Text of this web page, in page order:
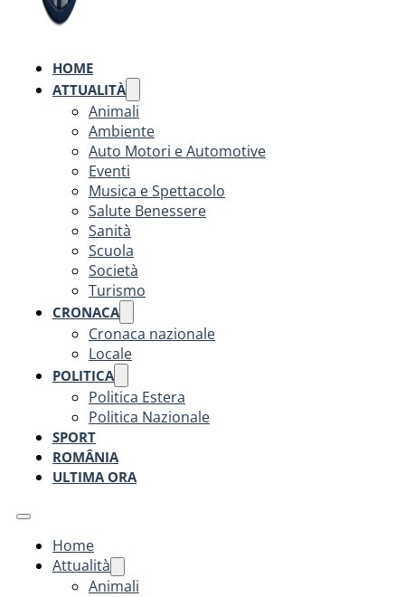
HOME
ATTUALITÀ
Animali
Ambiente
Auto Motori e Automotive
Eventi
Musica e Spettacolo
Salute Benessere
Sanità
Scuola
Società
Turismo
CRONACA
Cronaca nazionale
Locale
POLITICA
Politica Estera
Politica Nazionale
SPORT
ROMÂNIA
ULTIMA ORA
Home
Attualità
Animali